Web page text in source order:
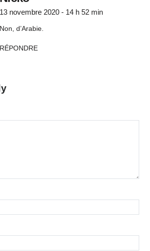
13 novembre 2020 - 14 h 52 min
Non, d’Arabie.
RÉPONDRE